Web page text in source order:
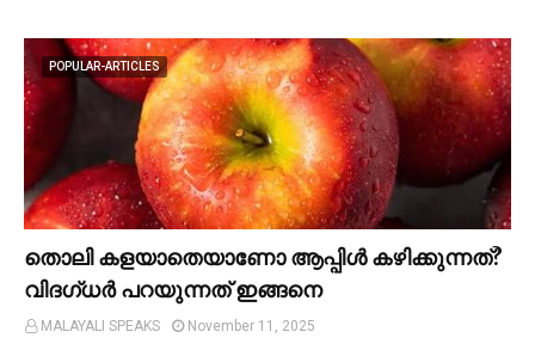
POPULAR-ARTICLES
തൊലി കളയാതെയാണോ ആപ്പിള്‍ കഴിക്കുന്നത്?
വിദഗ്ധര്‍ പറയുന്നത് ഇങ്ങനെ
MALAYALI SPEAKS
November 11, 2025